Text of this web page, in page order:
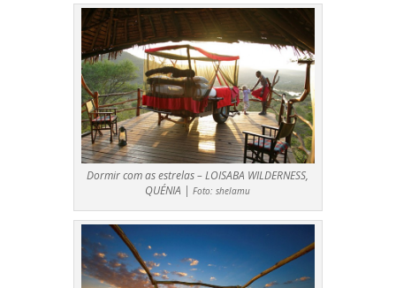
Dormir com as estrelas – LOISABA WILDERNESS,
QUÉNIA |Foto:shelamu